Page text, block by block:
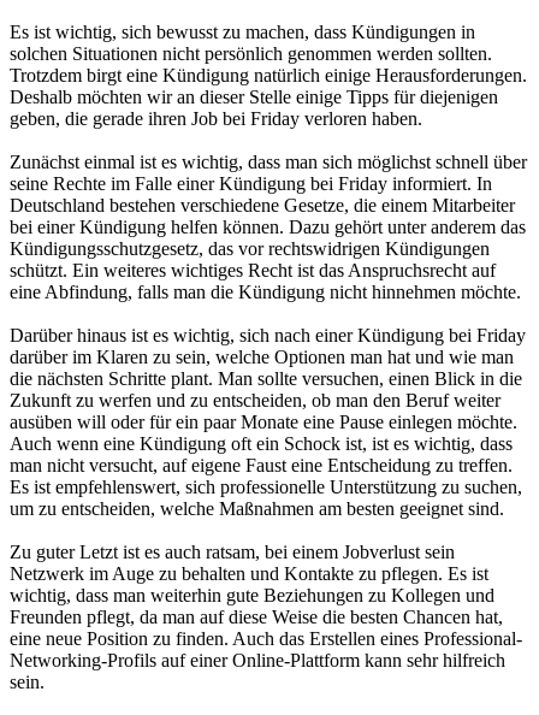
Es ist wichtig, sich bewusst zu machen, dass Kündigungen in
solchen Situationen nicht persönlich genommen werden sollten.
Trotzdem birgt eine Kündigung natürlich einige Herausforderungen.
Deshalb möchten wir an dieser Stelle einige Tipps für diejenigen
geben, die gerade ihren Job bei Friday verloren haben.
Zunächst einmal ist es wichtig, dass man sich möglichst schnell über
seine Rechte im Falle einer Kündigung bei Friday informiert. In
Deutschland bestehen verschiedene Gesetze, die einem Mitarbeiter
bei einer Kündigung helfen können. Dazu gehört unter anderem das
Kündigungsschutzgesetz, das vor rechtswidrigen Kündigungen
schützt. Ein weiteres wichtiges Recht ist das Anspruchsrecht auf
eine Abfindung, falls man die Kündigung nicht hinnehmen möchte.
Darüber hinaus ist es wichtig, sich nach einer Kündigung bei Friday
darüber im Klaren zu sein, welche Optionen man hat und wie man
die nächsten Schritte plant. Man sollte versuchen, einen Blick in die
Zukunft zu werfen und zu entscheiden, ob man den Beruf weiter
ausüben will oder für ein paar Monate eine Pause einlegen möchte.
Auch wenn eine Kündigung oft ein Schock ist, ist es wichtig, dass
man nicht versucht, auf eigene Faust eine Entscheidung zu treffen.
Es ist empfehlenswert, sich professionelle Unterstützung zu suchen,
um zu entscheiden, welche Maßnahmen am besten geeignet sind.
Zu guter Letzt ist es auch ratsam, bei einem Jobverlust sein
Netzwerk im Auge zu behalten und Kontakte zu pflegen. Es ist
wichtig, dass man weiterhin gute Beziehungen zu Kollegen und
Freunden pflegt, da man auf diese Weise die besten Chancen hat,
eine neue Position zu finden. Auch das Erstellen eines Professional-
Networking-Profils auf einer Online-Plattform kann sehr hilfreich
sein.